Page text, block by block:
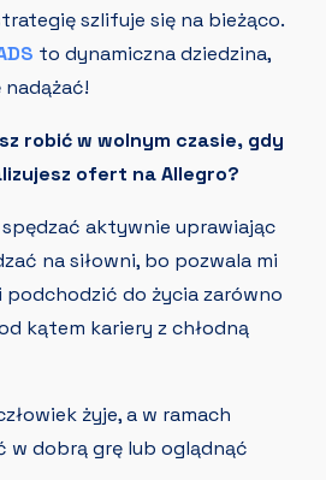
szlifuje się na bieżąco.
to dynamiczna dziedzina,
robić w wolnym czasie, gdy
ofert na Allegro?
aktywnie uprawiając
na siłowni, bo pozwala mi
podchodzić do życia zarówno
kątem kariery z chłodną
żyje, a w ramach
w dobrą grę lub oglądnąć